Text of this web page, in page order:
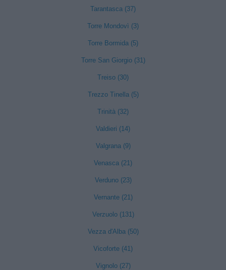
Tarantasca (37)
Torre Mondovì (3)
Torre Bormida (5)
Torre San Giorgio (31)
Treiso (30)
Trezzo Tinella (5)
Trinità (32)
Valdieri (14)
Valgrana (9)
Venasca (21)
Verduno (23)
Vernante (21)
Verzuolo (131)
Vezza d'Alba (50)
Vicoforte (41)
Vignolo (27)